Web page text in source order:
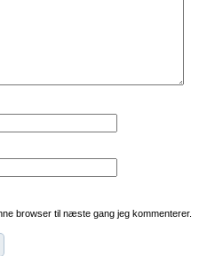
browser til næste gang jeg kommenterer.